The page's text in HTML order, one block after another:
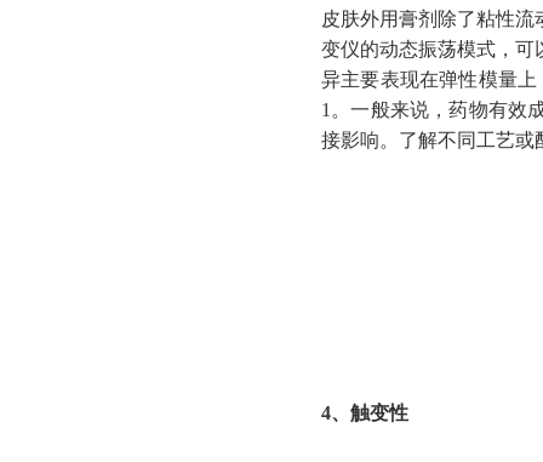
皮肤外用膏剂除了粘性
变仪的动态振荡模式，
异主要表现在弹性模量
1。一般来说，药物有效
接影响。了解不同工艺或
4、触变性